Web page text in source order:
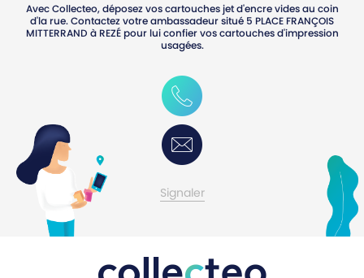
Avec Collecteo, déposez vos cartouches jet d'encre vides au coin
d'la rue. Contactez votre ambassadeur situé 5 PLACE FRANÇOIS
MITTERRAND àREZÉpour lui confier vos cartouches d'impression
usagées.
0240754615
Signaler